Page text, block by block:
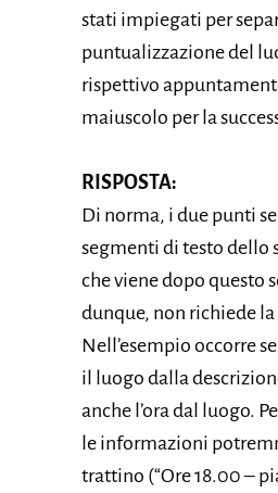
stati impiegati per
puntualizzazione del
rispettivo
maiuscolo per la
RISPOSTA:
Di norma, i due punti
segmenti di testo dello
che viene dopo questo
dunque, non richiede
Nell’esempio occorre
il luogo dalla
anche l’ora dal luogo.
le informazioni
trattino (“Ore 18.00 –